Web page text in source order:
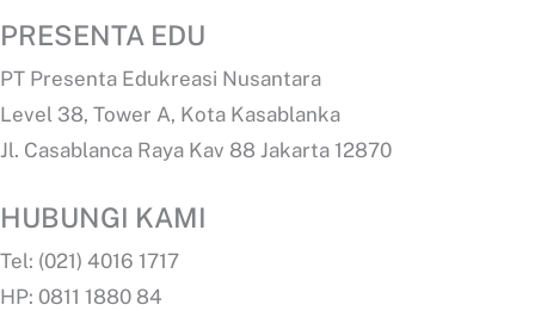
PRESENTA EDU
PT Presenta Edukreasi Nusantara
Level 38, Tower A, Kota Kasablanka
Jl. Casablanca Raya Kav 88 Jakarta 12870
HUBUNGI KAMI
Tel: (021) 4016 1717
HP: 0811 1880 84